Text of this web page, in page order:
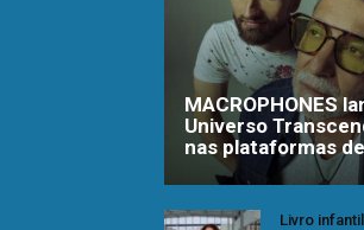
MACROPHONES
Universo
nas plataformas
Livro